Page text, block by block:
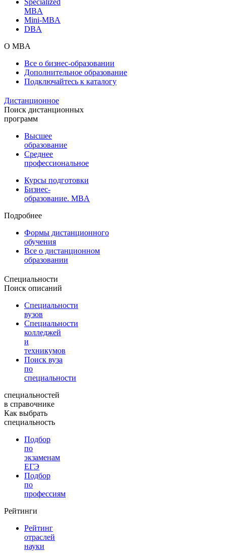
MBA
Mini-MBA
DBA
О MBA
Все о бизнес-образовании
Дополнительное образование
Подключайтесь к каталогу
Дистанционное
Поиск дистанционных
программ
Высшее
образование
Среднее
профессиональное
Курсы подготовки
Бизнес-
образование. MBA
Подробнее
Формы дистанционного
обучения
Все о дистанционном
образовании
Специальности
Поиск описаний
Специальности
вузов
Специальности
колледжей
и
техникумов
Поиск вуза
по
специальности
специальностей
в справочнике
Как выбрать
специальность
Подбор
по
экзаменам
ЕГЭ
Подбор
по
профессиям
Рейтинги
Рейтинг
отраслей
науки